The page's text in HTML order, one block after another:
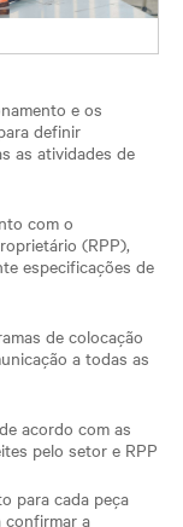
e os
definir
as atividades de
com o
(RPP),
especificações de
de colocação
a todas as
acordo com as
pelo setor e RPP
para cada peça
confirmar a